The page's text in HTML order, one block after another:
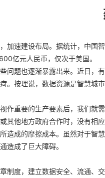
速建设布局。据统计，中国
1600亿元人民币，仅次于美
问题也逐渐暴露出来。近日，
。按理说，数据资源是智慧城
作重要的生产要素后，我们就
其他地方政府合作时，没有
造成的摩擦成本。虽然对于智
通造成了巨大障碍。
题
制度，建立数据安全、流通、